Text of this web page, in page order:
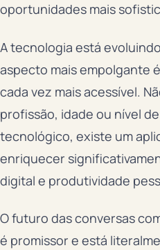
oportunidades mais
A tecnologia está
aspecto mais empolgante
cada vez mais acessível.
profissão, idade ou nível
tecnológico, existe um
enriquecer
digital e produtividade
O futuro das conversas
é promissor e está